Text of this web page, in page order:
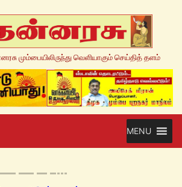
மும்பையிலிருந்து வெளியாகும் செய்தித் தளம்
MENU